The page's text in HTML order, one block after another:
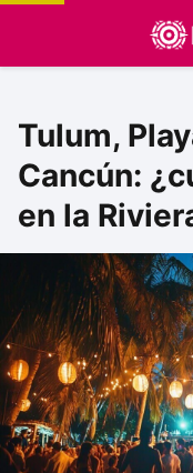
Tulum,
Cancún:
en la